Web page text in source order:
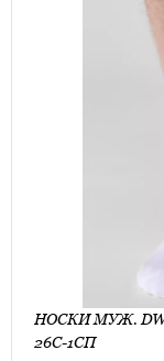
НОСКИ МУЖ. DW
26С-1СП